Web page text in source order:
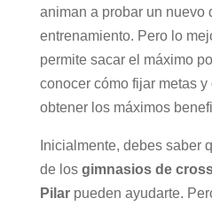
animan a probar un nuevo
entrenamiento. Pero lo
permite sacar el máximo
conocer cómo fijar metas
obtener los máximos
Inicialmente, debes saber
de los gimnasios de
Pilarpueden ayudarte.